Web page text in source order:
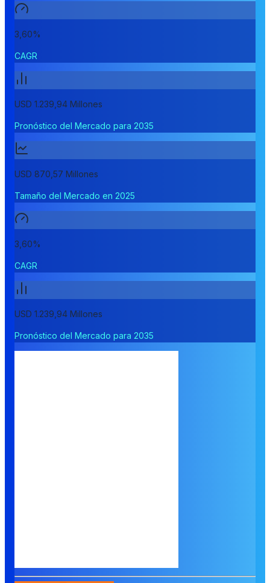
3,60%
CAGR
USD 1.239,94 Millones
Pronóstico del Mercado para 2035
USD 870,57 Millones
Tamaño del Mercado en 2025
3,60%
CAGR
USD 1.239,94 Millones
Pronóstico del Mercado para 2035